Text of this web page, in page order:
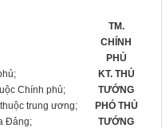
Chính phủ;
trung ương;
Đảng;
TM.
CHÍNH
PHỦ
KT. THỦ
TƯỚNG
PHÓ THỦ
TƯỚNG